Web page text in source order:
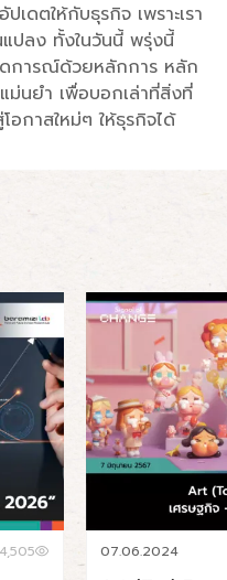
เดตให้กับธุรกิจ เพราะเรา
แปลง ทั้งในวันนี้ พรุ่งนี้
ดการณ์ด้วยหลักการ หลัก
ม่นยำ เพื่อบอกเล่าที่สิ่งที่
อกาสใหม่ๆ ให้ธุรกิจได้
07.06.2024